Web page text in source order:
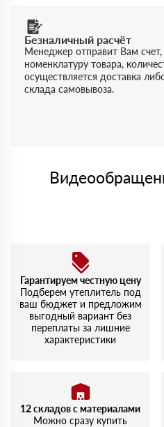
Безналичный расчёт
Менеджер отправит Вам
номенклатуру товара,
осуществляется доставка
склада самовывоза.
Гарантируем честную цену
Подберем утеплитель под
ваш бюджет и предложим
выгодный вариант без
переплаты за лишние
характеристики
12 складов с материалами
Можно сразу купить